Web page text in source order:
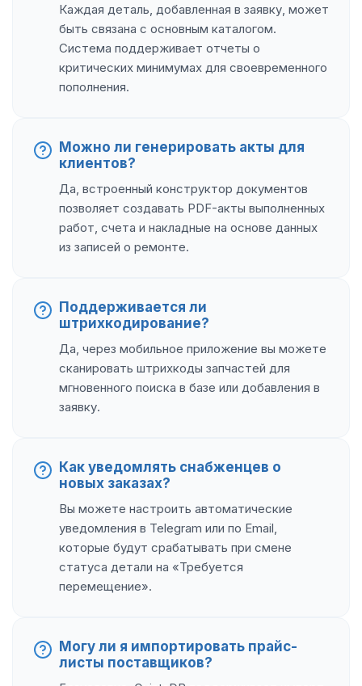
Каждая деталь, добавленная в заявку, может
быть связана с основным каталогом.
Система поддерживает отчеты о
критических минимумах для своевременного
пополнения.
Можно ли генерировать акты для
клиентов?
Да, встроенный конструктор документов
позволяет создавать PDF-акты выполненных
работ, счета и накладные на основе данных
из записей о ремонте.
Поддерживается ли
штрихкодирование?
Да, через мобильное приложение вы можете
сканировать штрихкоды запчастей для
мгновенного поиска в базе или добавления в
заявку.
Как уведомлять снабженцев о
новых заказах?
Вы можете настроить автоматические
уведомления в Telegram или по Email,
которые будут срабатывать при смене
статуса детали на «Требуется
перемещение».
Могу ли я импортировать прайс-
листы поставщиков?